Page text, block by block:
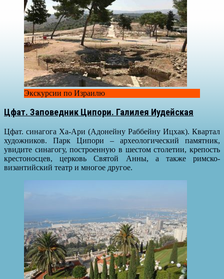
Экскурсии по Израилю
Цфат. Заповедник Ципори. Галилея Иудейская
Цфат. синагога Ха-Ари (Адонейну Раббейну Ицхак). Квартал
художников. Парк Ципори – археологический памятник,
увидите синагогу, построенную в шестом столетии, крепость
крестоносцев, церковь Святой Анны, а также римско-
византийский театр и многое другое.